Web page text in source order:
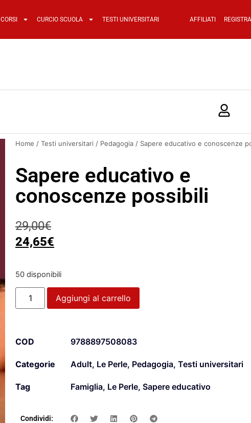
CORSI CURCIO SCUOLA TESTI UNIVERSITARI AFFILIATI
Home / Testi universitari / Pedagogia / Sapere educativo e conoscenze
Sapere educativo e
conoscenze possibili
29,00€
24,65€
50 disponibili
Aggiungi al carrello
COD 9788897508083
Categorie Adult, Le Perle, Pedagogia, Testi universitari
Tag Famiglia, Le Perle, Sapere educativo
Condividi: